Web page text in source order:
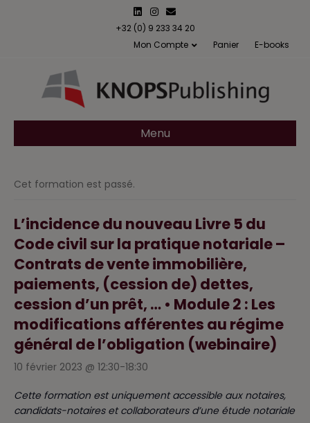
n
n
s
a
m
m
a
l
+32 (0) 9 233 34 20
Mon Compte
Panier E-books
Menu
Cet formation est passé.
L’incidence du nouveau Livre 5 du
Code civil sur la pratique notariale –
Contrats de vente immobilière,
paiements, (cession de) dettes,
cession d’un prêt, … • Module 2 : Les
modifications afférentes au régime
général de l’obligation (webinaire)
10 février 2023 @ 12:30-18:30
Cette formation est uniquement accessible aux notaires,
candidats-notaires et collaborateurs d’une étude notariale